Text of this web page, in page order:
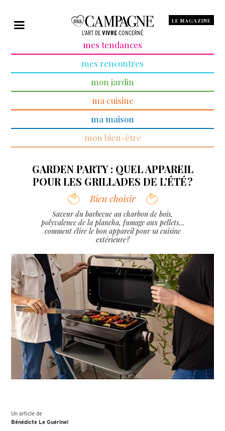
L'ART DE VIVRE CONCERNÉ
LE MAGAZINE
mes tendances
mes rencontres
mon jardin
ma cuisine
ma maison
mon bien-être
GARDEN PARTY : QUEL APPAREIL
POUR LES GRILLADES DE L’ÉTÉ ?
Bien choisir
Saveur du barbecue au charbon de bois,
polyvalence de la plancha, fumage aux pellets…
comment élire le bon appareil pour sa cuisine
extérieure ?
Un article de
Bénédicte Le Guérinel